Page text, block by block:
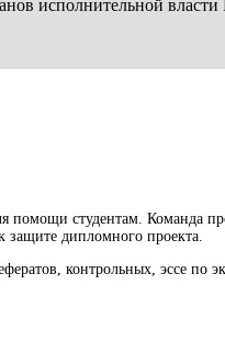
исполнительной
помощи студентам. Команда
защите дипломного проекта.
контрольных, эссе по